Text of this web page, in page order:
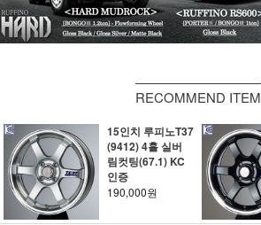
RECOMMEND ITEM
15인치 루피노T37
(9412) 4홀 실버
림컷팅(67.1) KC
인증
190,000원